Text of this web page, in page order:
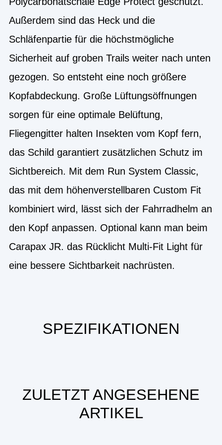
Außerdem sind das Heck und die
Schläfenpartie für die höchstmögliche
Sicherheit auf groben Trails weiter nach unten
gezogen. So entsteht eine noch größere
Kopfabdeckung. Große Lüftungsöffnungen
sorgen für eine optimale Belüftung,
Fliegengitter halten Insekten vom Kopf fern,
das Schild garantiert zusätzlichen Schutz im
Sichtbereich. Mit dem Run System Classic,
das mit dem höhenverstellbaren Custom Fit
kombiniert wird, lässt sich der Fahrradhelm an
den Kopf anpassen. Optional kann man beim
Carapax JR. das Rücklicht Multi-Fit Light für
eine bessere Sichtbarkeit nachrüsten.
SPEZIFIKATIONEN
ZULETZT ANGESEHENE
ARTIKEL